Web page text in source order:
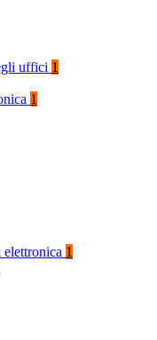
uffici 1
1
elettronica 1